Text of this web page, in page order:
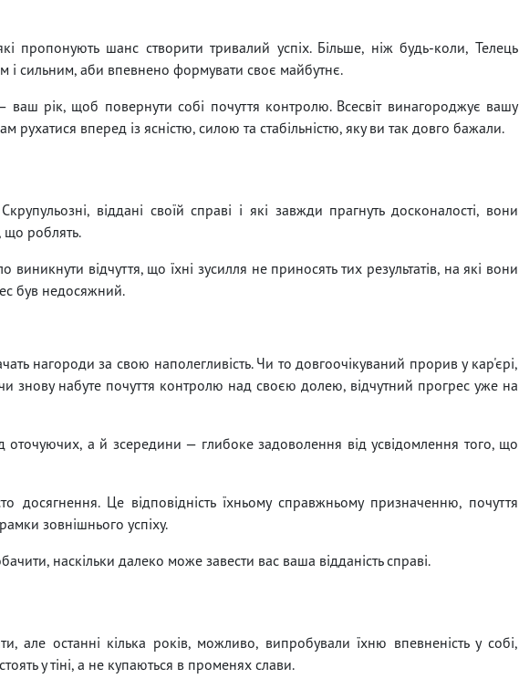
пропонують шанс створити тривалий успіх. Більше, ніж будь-коли, Телець
і сильним, аби впевнено формувати своє майбутнє.
рік, щоб повернути собі почуття контролю. Всесвіт винагороджує вашу
рухатися вперед із ясністю, силою та стабільністю, яку ви так довго бажали.
віддані своїй справі і які завжди прагнуть досконалості, вони
що роблять.
відчуття, що їхні зусилля не приносять тих результатів, на які вони
був недосяжний.
нагороди за свою наполегливість. Чи то довгоочікуваний прорив у кар'єрі,
знову набуте почуття контролю над своєю долею, відчутний прогрес уже на
а й зсередини — глибоке задоволення від усвідомлення того, що
Це відповідність їхньому справжньому призначенню, почуття
зовнішнього успіху.
наскільки далеко може завести вас ваша відданість справі.
але останні кілька років, можливо, випробували їхню впевненість у собі,
у тіні, а не купаються в променях слави.